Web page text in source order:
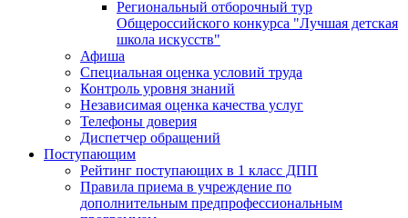
Региональный отборочный тур
Общероссийского конкурса "Лучшая детская
школа искусств"
Афиша
Специальная оценка условий труда
Контроль уровня знаний
Независимая оценка качества услуг
Телефоны доверия
Диспетчер обращений
Поступающим
Рейтинг поступающих в 1 класс ДПП
Правила приема в учреждение по
дополнительным предпрофессиональным